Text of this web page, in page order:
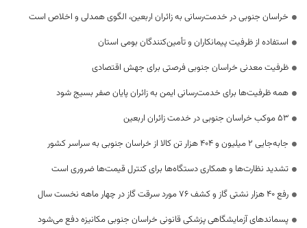
خراسان جنوبی در خدمت‌رسانی به زائران اربعین، الگوی همدلی و اخلاص است
استفاده از ظرفیت پیمانکاران و تأمین‌کنندگان بومی استان
ظرفیت معدنی خراسان جنوبی فرصتی برای جهش اقتصادی
همه ظرفیت‌ها برای خدمت‌رسانی ایمن به زائران پایان صفر بسیج شود
53 موکب خراسان جنوبی در خدمت زائران اربعین
جابه‌جایی 2 میلیون و 404 هزار تن کالا از خراسان جنوبی به سراسر کشور
تشدید نظارت‌ها و همکاری دستگاه‌ها برای کنترل قیمت‌ها ضروری است
رفع 40 هزار نشتی گاز و کشف 76 مورد سرقت گاز در چهار ماهه نخست سال
پسماندهای آزمایشگاهی پزشکی قانونی خراسان جنوبی مکانیزه دفع می‌شود